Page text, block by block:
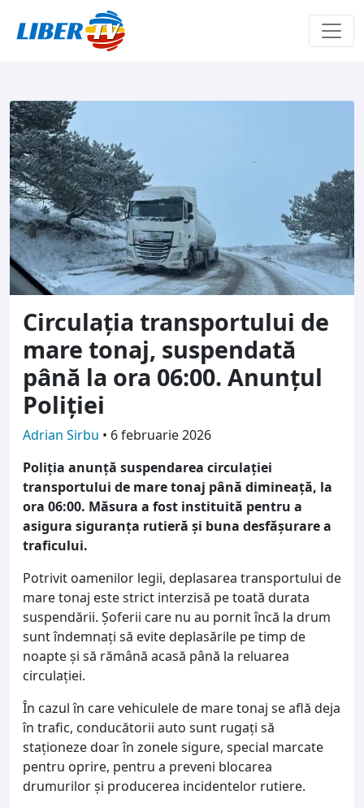
Circulația transportului de
mare tonaj, suspendată
până la ora 06:00. Anunțul
Poliției
Adrian Sirbu • 6 februarie 2026
Poliția anunță suspendarea circulației
transportului de mare tonaj până dimineață, la
ora 06:00. Măsura a fost instituită pentru a
asigura siguranța rutieră și buna desfășurare a
traficului.
Potrivit oamenilor legii, deplasarea transportului de
mare tonaj este strict interzisă pe toată durata
suspendării. Șoferii care nu au pornit încă la drum
sunt îndemnați să evite deplasările pe timp de
noapte și să rămână acasă până la reluarea
circulației.
În cazul în care vehiculele de mare tonaj se află deja
în trafic, conducătorii auto sunt rugați să
staționeze doar în zonele sigure, special marcate
pentru oprire, pentru a preveni blocarea
drumurilor și producerea incidentelor rutiere.